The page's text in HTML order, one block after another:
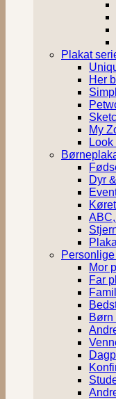
Plakat
Her
My
Dyr
Mor
Far